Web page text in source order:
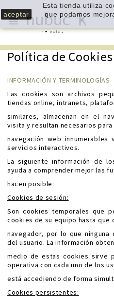

Política de Cookies
INFORMACIÓN Y TERMINOLOGÍAS
Las cookies son archivos
tiendas online, intranets,
similares, almacenan en el
visita y resultan necesarios
navegación web
servicios interactivos.
La siguiente información de
ayuda a comprender mejor las
hacen posible:
Cookies de sesión:
Son cookies temporales que
cookies de su equipo hasta que
navegador, por lo que
del usuario. La información
medio de estas cookies sirve
operativa con cada uno de los
está accediendo de forma
Cookies persistentes:
aceptar
Esta tienda utiliza
que podamos